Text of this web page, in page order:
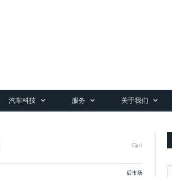
汽车科技 服务 关于我们
0
后市场